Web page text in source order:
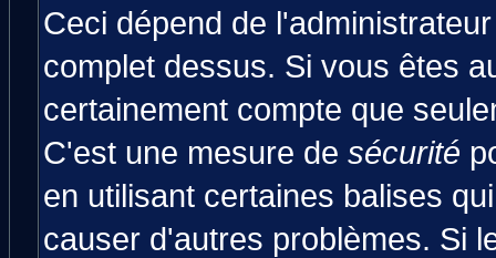
Ceci dépend de
complet dessus. Si vous êtes
certainement compte que
C'est une mesure de sécurité
en utilisant certaines balises
causer d'autres problèmes. Si